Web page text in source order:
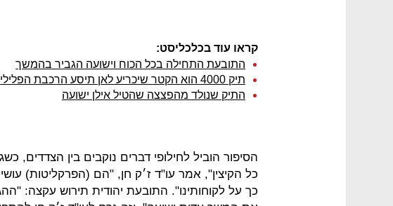
קראו עוד בכלכליסט:
התובעת התחילה בכל הכוח וישועה הגביר בהמשך
תיק 4000 הוא הקטר שיכריע לאן תיסע הרכבת הפלילית
התיק שנולד מהפצצה שהטיל אילן ישועה
הסיפור הוביל לחילופי דברים נוקבים בין הצדדים,
כל הקיצין", אמר עו"ד ז׳ק חן, "הם (הפרקליטות)
כך על לקוחותינו". התובעת יהודית תירוש עקצה: